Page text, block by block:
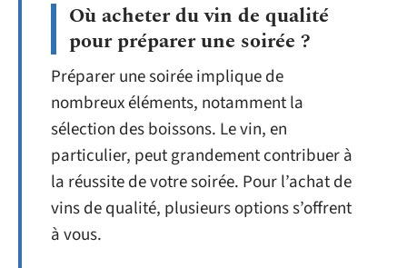
Où acheter du vin de qualité
pour préparer une soirée ?
Préparer une soirée implique de
nombreux éléments, notamment la
sélection des boissons. Le vin, en
particulier, peut grandement contribuer à
la réussite de votre soirée. Pour l’achat de
vins de qualité, plusieurs options s’offrent
à vous.